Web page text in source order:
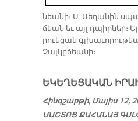
նեա­նի։ Ս. Սե­ղա­նին
ճեան եւ այլ դպիր­ներ։
րուե­ցան
Չալ­կը­ճեա­նի։
ԵԿԵՂԵՑԱԿԱՆ
Հինգշաբթի, Մայիս 12,
ՄԱՇ­ՏՈՑ ՔԱ­ՀԱ­ՆԱՅ